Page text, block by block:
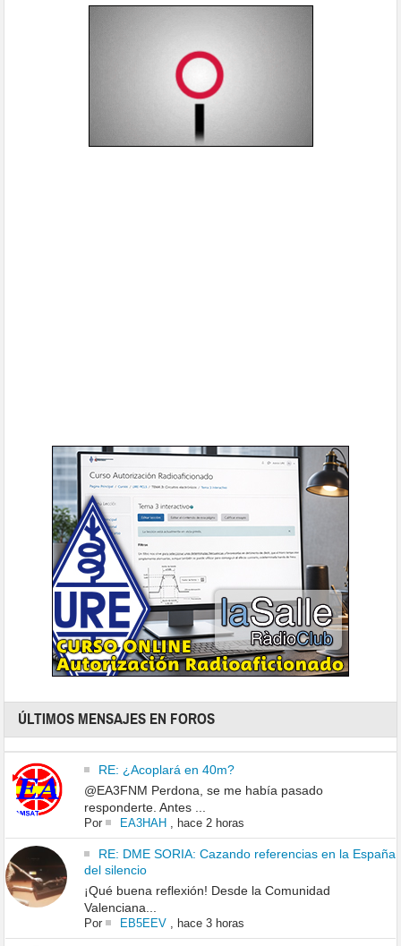
ÚLTIMOS MENSAJES EN FOROS
RE: ¿Acoplará en 40m?
@EA3FNM Perdona, se me había pasado
responderte. Antes ...
Por EA3HAH , hace 2 horas
RE: DME SORIA: Cazando referencias en la España
del silencio
¡Qué buena reflexión! Desde la Comunidad
Valenciana...
Por EB5EEV, hace 3 horas